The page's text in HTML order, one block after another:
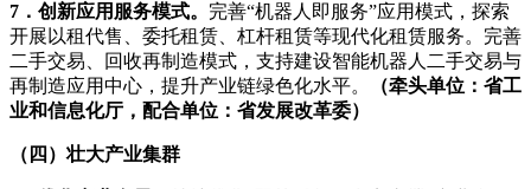
7．创新应用服务模式。 完善“机器人即服务”应用模式，探索
开展以租代售、委托租赁、杠杆租赁等现代化租赁服务。完善
二手交易、回收再制造模式，支持建设智能机器人二手交易与
再制造应用中心，提升产业链绿色化水平。
（牵头单位：省工
业和信息化厅，配合单位：省发展改革委）
（四）壮大产业集群